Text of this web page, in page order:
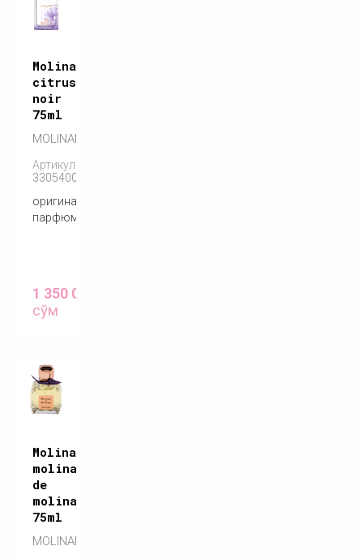
Molinard
citrus
noir
75ml
MOLINARD
Артикул:
3305400183092
оригинальный
парфюм
1 350 000
сўм
Molinard
molinard
de
molinard
75ml
MOLINARD